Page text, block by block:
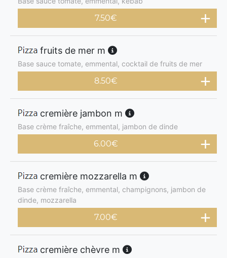
7.50€
fruits de mer m
Base sauce tomate, emmental, cocktail de fruits de mer
8.50€
cremière jambon m
Base crème fraîche, emmental, jambon de dinde
6.00€
cremière mozzarella m
Base crème fraîche, emmental, champignons, jambon de
dinde, mozzarella
7.00€
cremière chèvre m